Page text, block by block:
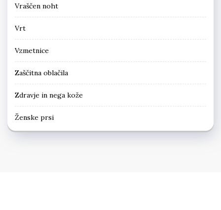
Vraščen noht
Vrt
Vzmetnice
Zaščitna oblačila
Zdravje in nega kože
Ženske prsi